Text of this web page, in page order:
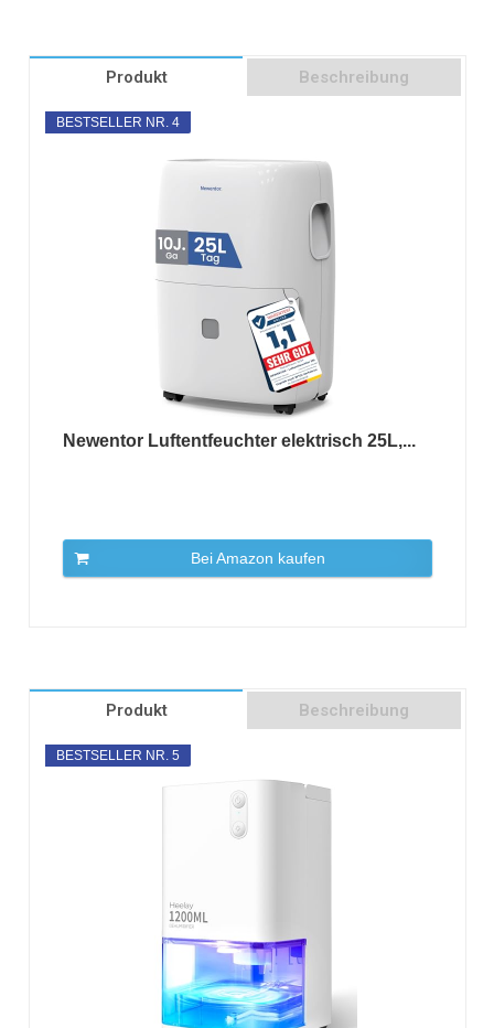
Produkt Beschreibung
BESTSELLER NR. 4
Newentor Luftentfeuchter elektrisch 25L,...
Bei Amazon kaufen
Produkt Beschreibung
BESTSELLER NR. 5